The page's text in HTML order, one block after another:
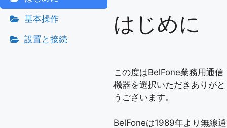
基本操作
設置と接続
はじめに
この度はBelFone業務用通信
機器を選択いただきありがと
うございます。
BelFoneは1989年より無線通